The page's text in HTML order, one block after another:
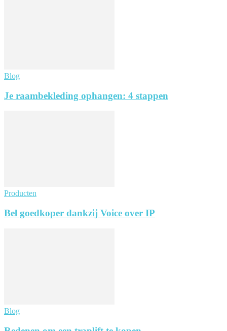
Blog
Je raambekleding ophangen: 4 stappen
Producten
Bel goedkoper dankzij Voice over IP
Blog